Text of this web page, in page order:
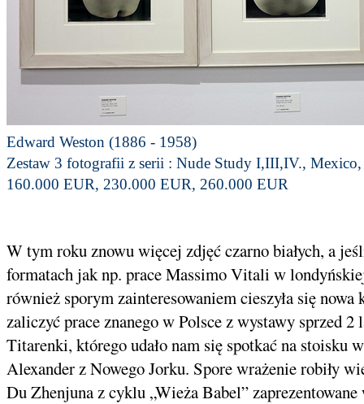
Edward Weston (1886 - 1958)
Zestaw 3 fotografii z serii : Nude Study I,III,IV., Mexico,
160.000 EUR, 230.000 EUR, 260.000 EUR
W tym roku znowu więcej zdjęć czarno białych, a
formatach jak np. prace Massimo Vitali w
również sporym zainteresowaniem cieszyła się
zaliczyć prace znanego w Polsce z wystawy sprzed
Titarenki, którego udało nam się spotkać na stoisku
Alexander z Nowego Jorku. Spore wrażenie robiły
Du Zhenjuna z cyklu „Wieża Babel”